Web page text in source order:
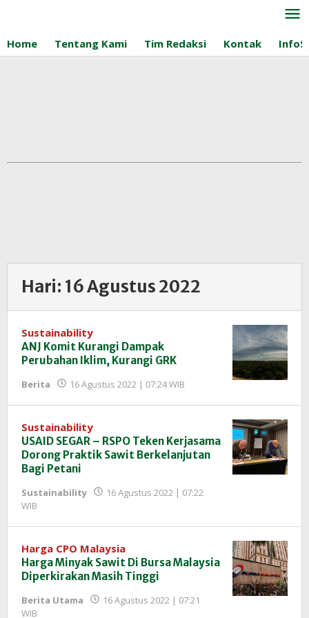
konten
Home Tentang Kami Tim Redaksi Kontak
Hari: 16 Agustus 2022
Sustainability
ANJ Komit Kurangi Dampak
Perubahan Iklim, Kurangi GRK
Berita 16 Agustus 2022 | 07:24 WIB
InfoSAWIT
Sustainability
USAID SEGAR – RSPO Teken Kerjasama
Dorong Praktik Sawit Berkelanjutan
Bagi Petani
Sustainability
16 Agustus 2022 | 07:22
WIB
InfoSAWIT
Harga CPO Malaysia
Harga Minyak Sawit Di Bursa Malaysia
Diperkirakan Masih Tinggi
Berita Utama
16 Agustus 2022 | 07:21
WIB